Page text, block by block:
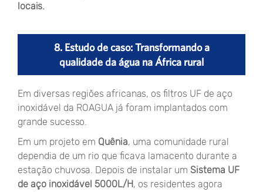
locais.
8. Estudo de caso: Transformando a
qualidade da água na África rural
Em diversas regiões africanas, os filtros UF de aço
inoxidável da ROAGUA já foram implantados com
grande sucesso.
Em um projeto em Quênia, uma comunidade rural
dependia de um rio que ficava lamacento durante a
estação chuvosa. Depois de instalar um Sistema UF
de aço inoxidável 5000L/H, os residentes agora